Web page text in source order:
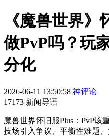
《魔兽世界》
做PvP吗？玩
分化
2026-06-11 13:50:58 神评论
17173 新闻导语
魔兽世界怀旧服Plus：PvP该
技场引入争议、平衡性难题